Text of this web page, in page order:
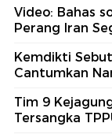
Video: Bahas
Perang Iran
Kemdikti
Cantumkan
Tim 9
Tersangka